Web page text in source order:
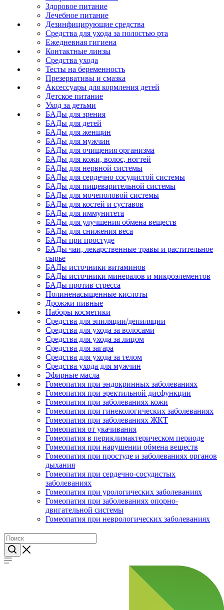
Здоровое питание
Лечебное питание
Дезинфицирующие средства
Средства для ухода за полостью рта
Ежедневная гигиена
Контактные линзы
Средства ухода
Тесты на беременность
Презервативы и смазка
Аксессуары для кормления детей
Детское питание
Уход за детьми
БАДы для зрения
БАДы для детей
БАДы для женщин
БАДы для мужчин
БАДы для очищения организма
БАДы для кожи, волос, ногтей
БАДы для нервной системы
БАДы для сердечно сосудистой системы
БАДы для пищеварительной системы
БАДы для мочеполовой системы
БАДы для костей и суставов
БАДы для иммунитета
БАДы для улучшения обмена веществ
БАДы для снижения веса
БАДы при простуде
БАДы чаи, лекарственные травы и растительное
сырье
БАДы источники витаминов
БАДы источники минералов и микроэлементов
БАДы против стресса
Полиненасыщенные кислоты
Дрожжи пивные
Наборы косметики
Средства для эпиляции/депиляции
Средства для ухода за волосами
Средства для ухода за лицом
Средства для загара
Средства для ухода за телом
Средства ухода для мужчин
Эфирные масла
Гомеопатия при эндокринных заболеваниях
Гомеопатия при эректильной дисфункции
Гомеопатия при заболеваниях кожи
Гомеопатия при гинекологических заболеваниях
Гомеопатия при заболеваниях ЖКТ
Гомеопатия от укачивания
Гомеопатия в периклимактерическом периоде
Гомеопатия при нарушении обмена веществ
Гомеопатия при простуде и заболеваниях органов
дыхания
Гомеопатия при сердечно-сосудистых
заболеваниях
Гомеопатия при урологических заболеваниях
Гомеопатия при заболеваниях опорно-
двигательной системы
Гомеопатия при неврологических заболеваниях